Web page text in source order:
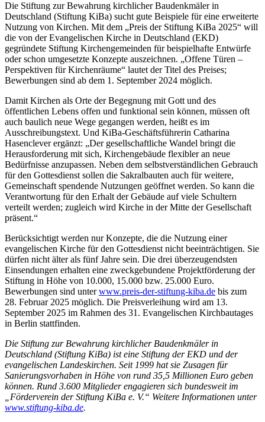
Die Stiftung zur Bewahrung kirchlicher Baudenkmäler in
Deutschland (Stiftung KiBa) sucht gute Beispiele für eine erweiterte
Nutzung von Kirchen. Mit dem „Preis der Stiftung KiBa 2025“ will
die von der Evangelischen Kirche in Deutschland (EKD)
gegründete Stiftung Kirchengemeinden für beispielhafte Entwürfe
oder schon umgesetzte Konzepte auszeichnen. „Offene Türen –
Perspektiven für Kirchenräume“ lautet der Titel des Preises;
Bewerbungen sind ab dem 1. September 2024 möglich.
Damit Kirchen als Orte der Begegnung mit Gott und des
öffentlichen Lebens offen und funktional sein können, müssen oft
auch baulich neue Wege gegangen werden, heißt es im
Ausschreibungstext. Und KiBa-Geschäftsführerin Catharina
Hasenclever ergänzt: „Der gesellschaftliche Wandel bringt die
Herausforderung mit sich, Kirchengebäude flexibler an neue
Bedürfnisse anzupassen. Neben dem selbstverständlichen Gebrauch
für den Gottesdienst sollen die Sakralbauten auch für weitere,
Gemeinschaft spendende Nutzungen geöffnet werden. So kann die
Verantwortung für den Erhalt der Gebäude auf viele Schultern
verteilt werden; zugleich wird Kirche in der Mitte der Gesellschaft
präsent.“
Berücksichtigt werden nur Konzepte, die die Nutzung einer
evangelischen Kirche für den Gottesdienst nicht beeinträchtigen. Sie
dürfen nicht älter als fünf Jahre sein. Die drei überzeugendsten
Einsendungen erhalten eine zweckgebundene Projektförderung der
Stiftung in Höhe von 10.000, 15.000 bzw. 25.000 Euro.
Bewerbungen sind unterwww.preis-der-stiftung-kiba.de bis zum
28. Februar 2025 möglich. Die Preisverleihung wird am 13.
September 2025 im Rahmen des 31. Evangelischen Kirchbautages
in Berlin stattfinden.
Die Stiftung zur Bewahrung kirchlicher Baudenkmäler in
Deutschland (Stiftung KiBa) ist eine Stiftung der EKD und der
evangelischen Landeskirchen. Seit 1999 hat sie Zusagen für
Sanierungsvorhaben in Höhe von rund 35,5 Millionen Euro geben
können. Rund 3.600 Mitglieder engagieren sich bundesweit im
„Förderverein der Stiftung KiBa e. V.“ Weitere Informationen unter
www.stiftung-kiba.de.